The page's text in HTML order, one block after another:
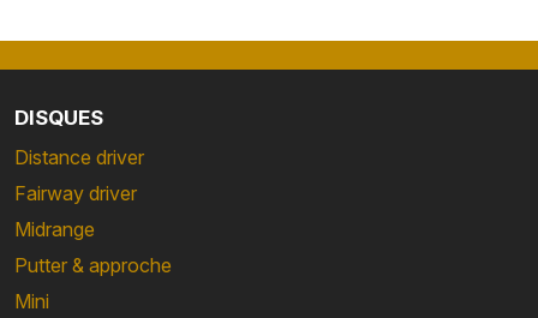
DISQUES
Distance driver
Fairway driver
Midrange
Putter & approche
Mini